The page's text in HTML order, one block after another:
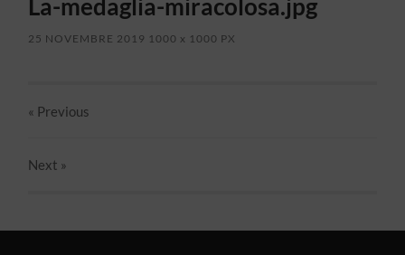
La-medaglia-miracolosa.jpg
25 NOVEMBRE 2019 1000 x 1000 PX
« Previous
Next »